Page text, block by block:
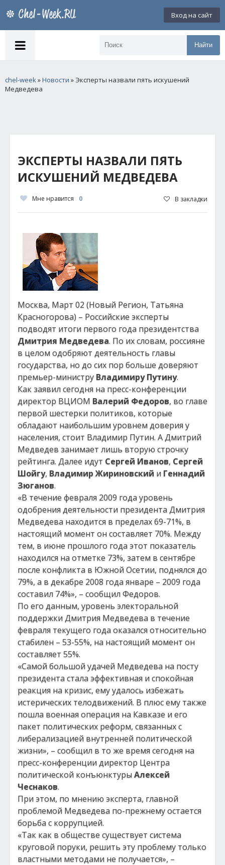
Вход на сайт
Найти
chel-week»Новости » Эксперты назвали пять искушений
Медведева
ЭКСПЕРТЫ НАЗВАЛИ ПЯТЬ
ИСКУШЕНИЙ МЕДВЕДЕВА
Мне нравится 0 В закладки
Москва, Март 02 (Новый Регион, Татьяна
Красногорова) – Российские эксперты
подводят итоги первого года президентства
Дмитрия Медведева. По их словам, россияне
в целом одобряют деятельность главы
государства, но до сих пор больше доверяют
премьер-министру Владимиру Путину.
Как заявил сегодня на пресс-конференции
директор ВЦИОМ Валерий Федоров, во главе
первой шестерки политиков, которые
обладают наибольшим уровнем доверия у
населения, стоит Владимир Путин. А Дмитрий
Медведев занимает лишь вторую строчку
рейтинга. Далее идут Сергей Иванов, Сергей
Шойгу, Владимир Жириновский и Геннадий
Зюганов.
«В течение февраля 2009 года уровень
одобрения деятельности президента Дмитрия
Медведева находится в пределах 69-71%, в
настоящий момент он составляет 70%. Между
тем, в июне прошлого года этот показатель
находился на отметке 73%, затем в сентябре
после конфликта в Южной Осетии, поднялся до
79%, а в декабре 2008 года январе – 2009 года
составил 74%», – сообщил Федоров.
По его данным, уровень электоральной
поддержки Дмитрия Медведева в течение
февраля текущего года оказался относительно
стабилен – 53-55%, на настоящий момент он
составляет 55%.
«Самой большой удачей Медведева на посту
президента стала эффективная и спокойная
реакция на кризис, ему удалось избежать
истерических телодвижений. В плюс ему также
пошла военная операция на Кавказе и его
пакет политических реформ, связанных с
либерализацией внутренней политической
жизни», – сообщил в то же время сегодня на
пресс-конференции директор Центра
политической конъюнктурыАлексей
Чеснаков.
При этом, по мнению эксперта, главной
проблемой Медведева по-прежнему остается
борьба с коррупцией.
«Так как в обществе существует система
круговой поруки, решить эту проблему только
властными методами не получается», –